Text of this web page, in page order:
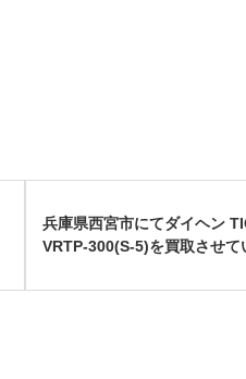
兵庫県西宮市にてダイヘン
VRTP-300(S-5)を買取させて